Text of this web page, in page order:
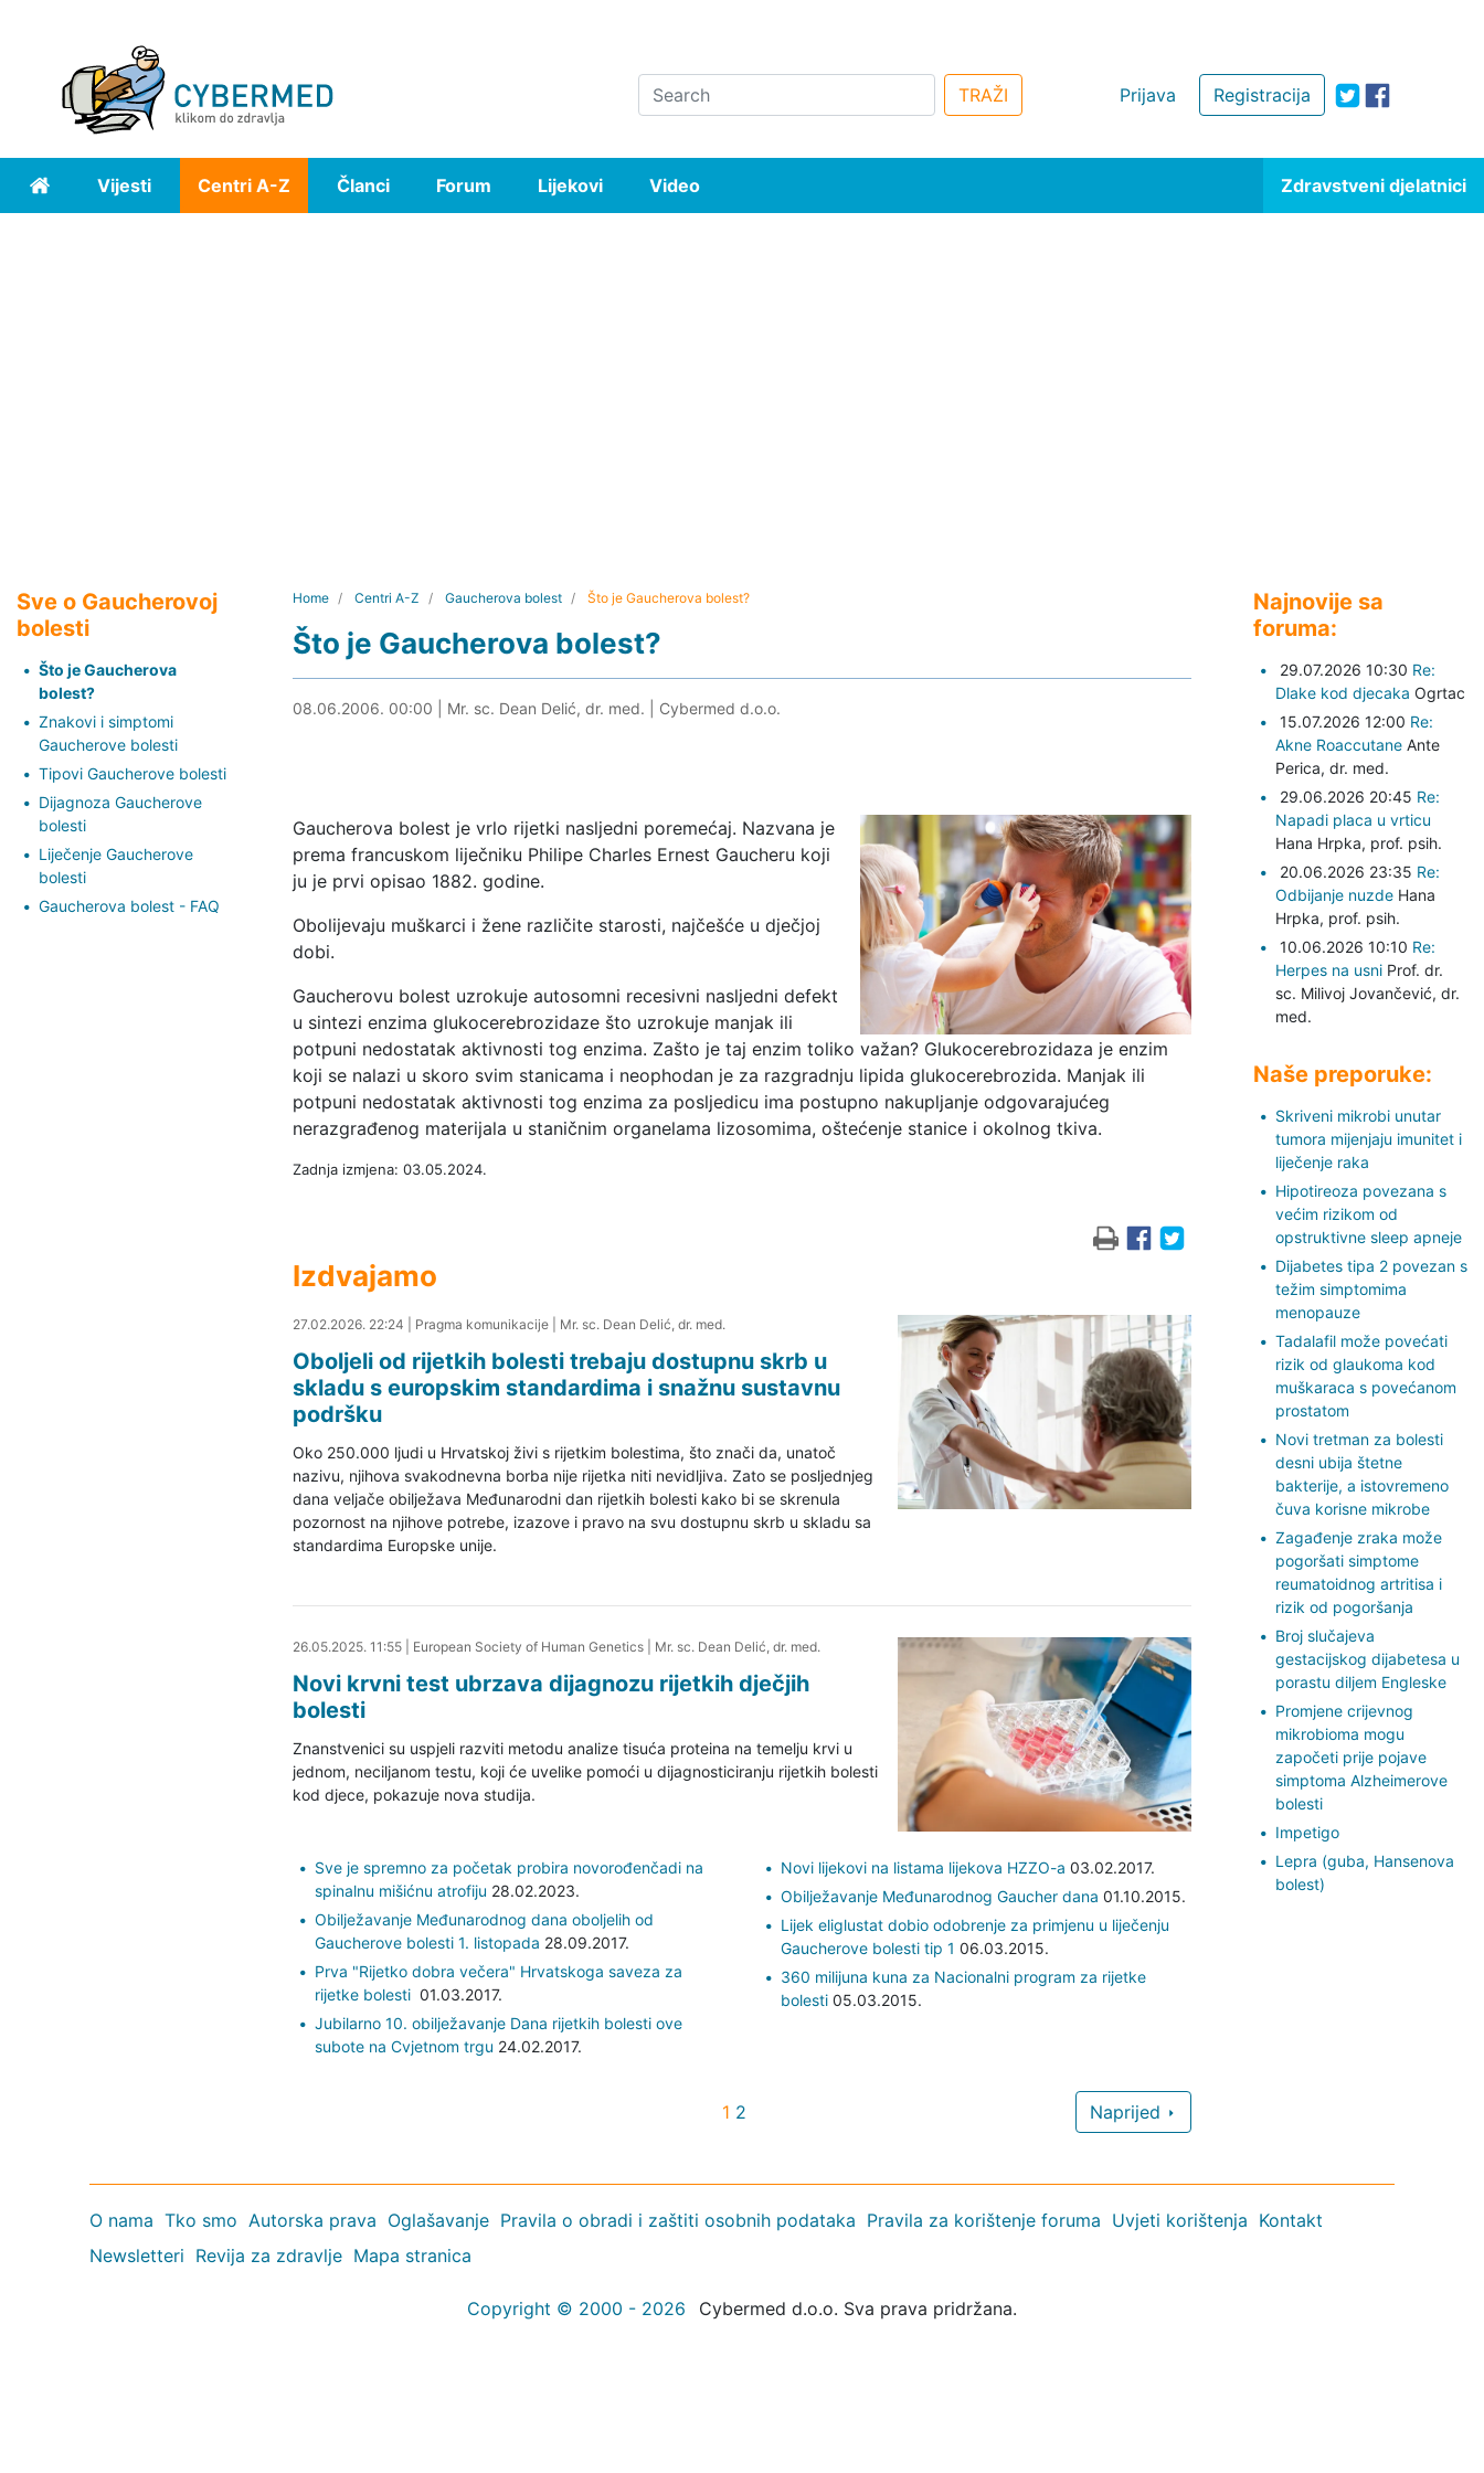
Registracija
Prijava
Search TRAŽI
Home Vijesti Centri A-Z Članci Forum Lijekovi Video Zdravstveni djelatnici
Sve o Gaucherovoj
bolesti
Što je Gaucherova
bolest?
Znakovi i simptomi
Gaucherove bolesti
Tipovi Gaucherove bolesti
Dijagnoza Gaucherove
bolesti
Liječenje Gaucherove
bolesti
Gaucherova bolest - FAQ
Home Centri A-Z Gaucherova bolest Što je Gaucherova bolest?
Što je Gaucherova bolest?
03.05.2024. 23:09
08.06.2006. 00:00 Mr. sc. Dean Delić, dr. med. Cybermed d.o.o.
Gaucherova bolest je vrlo rijetki nasljedni poremećaj. Nazvana je
prema francuskom liječniku Philipe Charles Ernest Gaucheru koji
ju je prvi opisao 1882. godine.
Obolijevaju muškarci i žene različite starosti, najčešće u dječjoj
dobi.
Gaucherovu bolest uzrokuje autosomni recesivni nasljedni defekt
u sintezi enzima glukocerebrozidaze što uzrokuje manjak ili
potpuni nedostatak aktivnosti tog enzima. Zašto je taj enzim toliko važan? Glukocerebrozidaza je enzim
koji se nalazi u skoro svim stanicama i neophodan je za razgradnju lipida glukocerebrozida. Manjak ili
potpuni nedostatak aktivnosti tog enzima za posljedicu ima postupno nakupljanje odgovarajućeg
nerazgrađenog materijala u staničnim organelama lizosomima, oštećenje stanice i okolnog tkiva.
Zadnja izmjena: 03.05.2024.
Izdvajamo
28.02.2026. 00:40
27.02.2026. 22:24 Pragma komunikacije| Mr. sc. Dean Delić, dr. med.
Oboljeli od rijetkih bolesti trebaju dostupnu skrb u
skladu s europskim standardima i snažnu sustavnu
podršku
Oko 250.000 ljudi u Hrvatskoj živi s rijetkim bolestima, što znači da, unatoč
nazivu, njihova svakodnevna borba nije rijetka niti nevidljiva. Zato se posljednjeg
dana veljače obilježava Međunarodni dan rijetkih bolesti kako bi se skrenula
pozornost na njihove potrebe, izazove i pravo na svu dostupnu skrb u skladu sa
standardima Europske unije.
26.05.2025. 12:14
26.05.2025. 11:55| European Society of Human Genetics| Mr. sc. Dean Delić, dr. med.
Novi krvni test ubrzava dijagnozu rijetkih dječjih
bolesti
Znanstvenici su uspjeli razviti metodu analize tisuća proteina na temelju krvi u
jednom, neciljanom testu, koji će uvelike pomoći u dijagnosticiranju rijetkih bolesti
kod djece, pokazuje nova studija.
Sve je spremno za početak probira novorođenčadi na
spinalnu mišićnu atrofiju 28.02.2023.
Obilježavanje Međunarodnog dana oboljelih od
Gaucherove bolesti 1. listopada 28.09.2017.
Prva "Rijetko dobra večera" Hrvatskoga saveza za
rijetke bolesti 01.03.2017.
Jubilarno 10. obilježavanje Dana rijetkih bolesti ove
subote na Cvjetnom trgu 24.02.2017.
Novi lijekovi na listama lijekova HZZO-a 03.02.2017.
Obilježavanje Međunarodnog Gaucher dana 01.10.2015.
Lijek eliglustat dobio odobrenje za primjenu u liječenju
Gaucherove bolesti tip 1 06.03.2015.
360 milijuna kuna za Nacionalni program za rijetke
bolesti 05.03.2015.
1 2 Naprijed
Najnovije sa
foruma:
29.07.2026 10:30 Re:
Dlake kod djecaka Ogrtac
15.07.2026 12:00 Re:
Akne Roaccutane Ante
Perica, dr. med.
29.06.2026 20:45 Re:
Napadi placa u vrticu
Hana Hrpka, prof. psih.
20.06.2026 23:35 Re:
Odbijanje nuzde Hana
Hrpka, prof. psih.
10.06.2026 10:10 Re:
Herpes na usni Prof. dr.
sc. Milivoj Jovančević, dr.
med.
Naše preporuke:
Skriveni mikrobi unutar
tumora mijenjaju imunitet i
liječenje raka
Hipotireoza povezana s
većim rizikom od
opstruktivne sleep apneje
Dijabetes tipa 2 povezan s
težim simptomima
menopauze
Tadalafil može povećati
rizik od glaukoma kod
muškaraca s povećanom
prostatom
Novi tretman za bolesti
desni ubija štetne
bakterije, a istovremeno
čuva korisne mikrobe
Zagađenje zraka može
pogoršati simptome
reumatoidnog artritisa i
rizik od pogoršanja
Broj slučajeva
gestacijskog dijabetesa u
porastu diljem Engleske
Promjene crijevnog
mikrobioma mogu
započeti prije pojave
simptoma Alzheimerove
bolesti
Impetigo
Lepra (guba, Hansenova
bolest)
O nama Tko smo Autorska prava Oglašavanje Pravila o obradi i zaštiti osobnih podataka Pravila za korištenje foruma Uvjeti korištenja Kontakt
Newsletteri Revija za zdravlje Mapa stranica
Copyright © 2000 - 2026 Cybermed d.o.o. Sva prava pridržana.